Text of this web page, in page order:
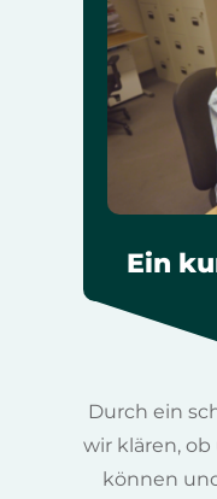
Ein
Durch ein
wir klären,
können